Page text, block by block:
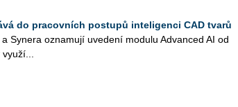
do pracovních postupů inteligenci CAD tvarů
a Sy­ne­ra ozna­mu­jí uve­de­ní mo­du­lu Advan­ced AI od